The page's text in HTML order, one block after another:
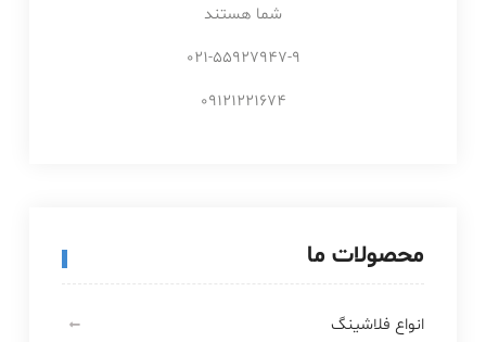
شما هستند
021-55927947-9
09121221674
محصولات ما
انواع فلاشینگ